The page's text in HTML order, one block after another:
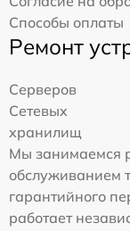
Способы оплаты
Ремонт
Серверов
Сетевых
хранилищ
Мы занимаемся
обслуживанием
гарантийного
работает